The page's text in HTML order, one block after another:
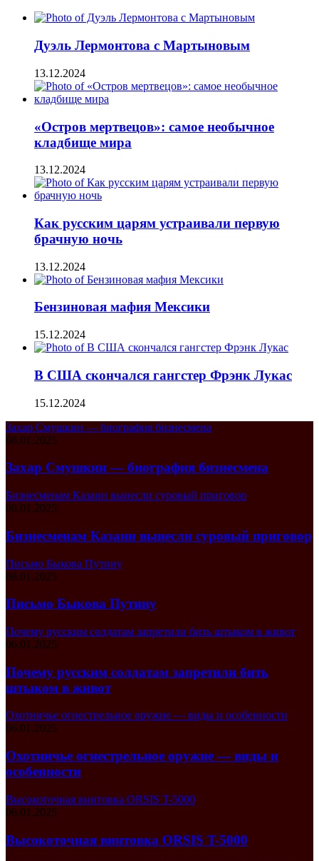
Дуэль Лермонтова с Мартыновым
13.12.2024
«Остров мертвецов»: самое необычное
кладбище мира
13.12.2024
Как русским царям устраивали первую
брачную ночь
13.12.2024
Бензиновая мафия Мексики
15.12.2024
В США скончался гангстер Фрэнк Лукас
15.12.2024
Захар Смушкин — биография бизнесмена
08.01.2025
Захар Смушкин — биография бизнесмена
Бизнесменам Казани вынесли суровый приговор
08.01.2025
Бизнесменам Казани вынесли суровый приговор
Письмо Быкова Путину
08.01.2025
Письмо Быкова Путину
Почему русским солдатам запретили бить штыком в живот
06.01.2025
Почему русским солдатам запретили бить
штыком в живот
Охотничье огнестрельное оружие — виды и особенности
06.01.2025
Охотничье огнестрельное оружие — виды и
особенности
Высокоточная винтовка ORSIS T-5000
06.01.2025
Высокоточная винтовка ORSIS T-5000